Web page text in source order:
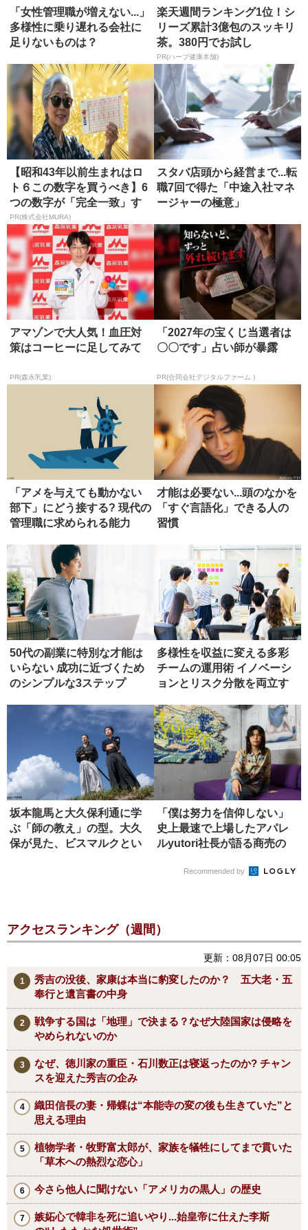
「女性管理職が増えない...」
多様性に乗り遅れる会社に
足りないものは？
楽天週間ランキング1位！シ
リーズ累計3億包のスッキリ
茶。380円でお試し
PR(ハーブ健康本舗)
【昭和43年以前生まれはロ
ト６この数字を買うべき】6
つの数字が「完全一致」す
る方...
PR(株式会社MURA)
スタバ店頭から経営まで...転
職7回で得た「中途入社マネ
ージャーの極意」
アマゾンで大人気！血圧対
策はコーヒーに足してみて
PR(森永乳業)
「2027年の宝くじ当選者は
〇〇です」占い師が暴露
PR(合同会社デジタルファーム )
「アメを与えても動かない
部下」にどう接する? 現代の
管理職に求められる能力
才能は必要ない...頭のなかを
「すぐ言語化」できる人の
習慣
50代の副業に特別な才能は
いらない 成功に近づくため
のシンプルな3ステップ
多様性を収益に変える多彩
チームの運用術 イノベーシ
ョンとリスク分散を両立す
坂本龍馬と大久保利通に学
ぶ「師の教え」の型。大久
保が見た、ビスマルクとい
「僕は努力を信仰しない」
史上最速で上場したアパレ
ルyutori社長が語る商売の
Recommended by
アクセスランキング（週間）
更新：08月07日 00:05
秀吉の没後、家康は本当に豹変したのか？ 五大老・五
奉行と遺言書の中身
戦争する国は「地理」で決まる？なぜ大陸国家は侵略を
やめられないのか
なぜ、徳川家の重臣・石川数正は寝返ったのか? チャン
スを迎えた秀吉の企み
織田信長の妻・帰蝶は“本能寺の変の後も生きていた”と
思える理由
植物学者・牧野富太郎が、家族を犠牲にしてまで貫いた
「草木への熱烈な恋心」
今さら他人に聞けない「アメリカの黒人」の歴史
嫉妬心で韓非を死に追いやり...始皇帝に仕えた李斯